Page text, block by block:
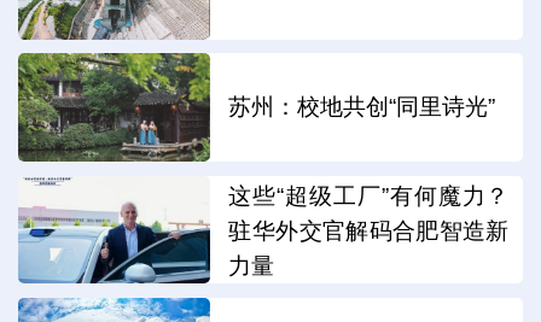
苏州：校地共创“同里诗光”
这些“超级工厂”有何魔力？
驻华外交官解码合肥智造新
力量